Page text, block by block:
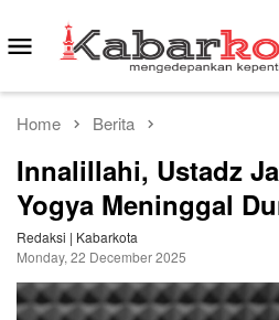
to
content
Mobile
Menu
Home Berita
Innalillahi, Ustadz
Yogya Meninggal
Redaksi | Kabarkota
Monday, 22 December 2025